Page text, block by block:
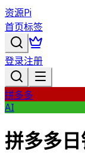
资源Pi
首页标签
登录注册
拼多多
AI
拼多多